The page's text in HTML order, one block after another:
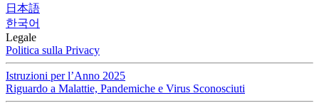
日本語
한국어
Legale
Politica sulla Privacy
Istruzioni per l’Anno 2025
Riguardo a Malattie, Pandemiche e Virus Sconosciuti